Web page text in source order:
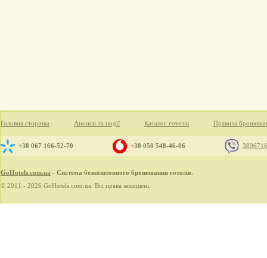
Головна сторінка Анонси та події Каталог готелів Правила
+38 067 166-52-70 +38 050 548-46-06
GoHotels.com.ua - Система безкоштовного бронювання готелів.
© 2011 - 2026 GoHotels.com.ua. Всі права захищені.